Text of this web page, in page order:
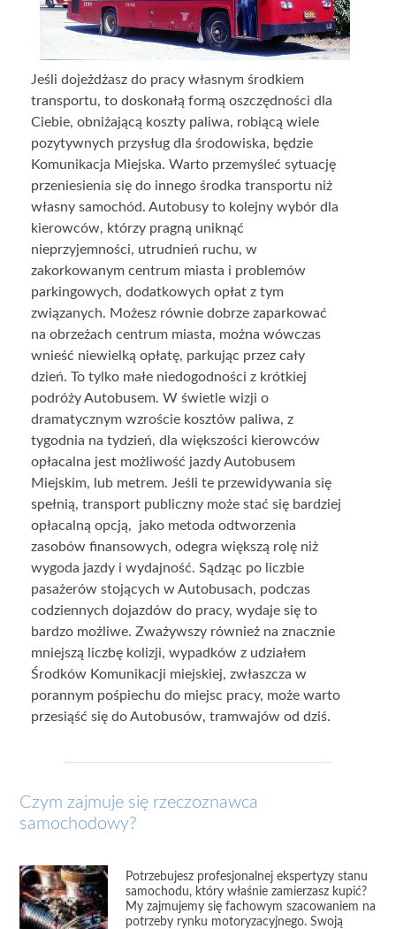
Jeśli dojeżdżasz do pracy własnym środkiem
transportu, to doskonałą formą oszczędności dla
Ciebie, obniżającą koszty paliwa, robiącą wiele
pozytywnych przysług dla środowiska, będzie
Komunikacja Miejska. Warto przemyśleć sytuację
przeniesienia się do innego środka transportu niż
własny samochód. Autobusy to kolejny wybór dla
kierowców, którzy pragną uniknąć
nieprzyjemności, utrudnień ruchu, w
zakorkowanym centrum miasta i problemów
parkingowych, dodatkowych opłat z tym
związanych. Możesz równie dobrze zaparkować
na obrzeżach centrum miasta, można wówczas
wnieść niewielką opłatę, parkując przez cały
dzień. To tylko małe niedogodności z krótkiej
podróży Autobusem. W świetle wizji o
dramatycznym wzroście kosztów paliwa, z
tygodnia na tydzień, dla większości kierowców
opłacalna jest możliwość jazdy Autobusem
Miejskim, lub metrem. Jeśli te przewidywania się
spełnią, transport publiczny może stać się bardziej
opłacalną opcją, jako metoda odtworzenia
zasobów finansowych, odegra większą rolę niż
wygoda jazdy i wydajność. Sądząc po liczbie
pasażerów stojących w Autobusach, podczas
codziennych dojazdów do pracy, wydaje się to
bardzo możliwe. Zważywszy również na znacznie
mniejszą liczbę kolizji, wypadków z udziałem
Środków Komunikacji miejskiej, zwłaszcza w
porannym pośpiechu do miejsc pracy, może warto
przesiąść się do Autobusów, tramwajów od dziś.
Czym zajmuje się rzeczoznawca
samochodowy?
Potrzebujesz profesjonalnej ekspertyzy stanu
samochodu, który właśnie zamierzasz kupić?
My zajmujemy się fachowym szacowaniem na
potrzeby rynku motoryzacyjnego. Swoją